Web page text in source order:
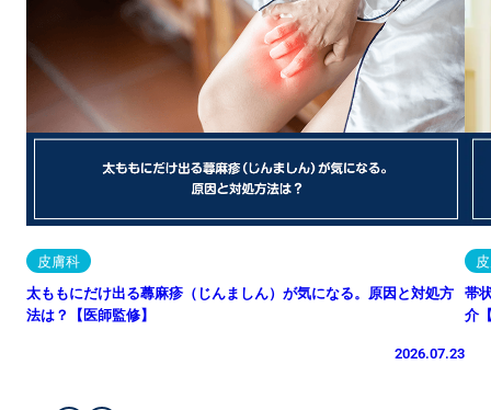
皮膚科
太ももにだけ出る蕁麻疹（じんましん）が気になる。原因と対処方
法は？【医師監修】
2026.07.23
帯
介